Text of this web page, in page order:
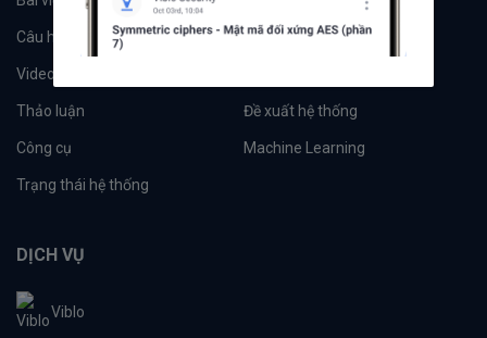
Câu hỏi Tags
Videos
Thảo luận Đề xuất hệ thống
Công cụ Machine Learning
Trạng thái hệ thống
DỊCH VỤ
Viblo